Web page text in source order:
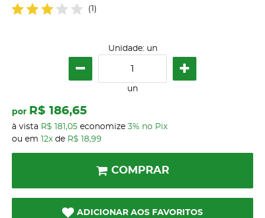
(1)
Unidade: un
un
por R$ 186,65
à vista R$ 181,05 economize 3% no Pix
ou em 12x de R$ 18,99
COMPRAR
ADICIONAR AOS FAVORITOS